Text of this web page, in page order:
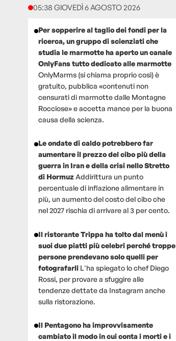
05:38 GIOVEDÌ 6 AGOSTO 2026
Per sopperire al taglio dei fondi per la
ricerca, un gruppo di scienziati che
studia le marmotte ha aperto un canale
OnlyFans tutto dedicato alle marmotte
OnlyMarms (si chiama proprio così) è
gratuito, pubblica «contenuti non
censurati di marmotte dalle Montagne
Rocciose» e accetta mance per la buona
causa della scienza.
Le ondate di caldo potrebbero far
aumentare il prezzo del cibo più della
guerra in Iran e della crisi nello Stretto
di HormuzAddirittura un punto
percentuale di inflazione alimentare in
più, un aumento del costo del cibo che
nel 2027 rischia di arrivare al 3 per cento.
Il ristorante Trippa ha tolto dal menù i
suoi due piatti più celebri perché troppe
persone prendevano solo quelli per
fotografarli L'ha spiegato lo chef Diego
Rossi, per provare a sfuggire alle
tendenze dettate da Instagram anche
sulla ristorazione.
Il Pentagono ha improvvisamente
cambiato il modo in cui conta i morti e i